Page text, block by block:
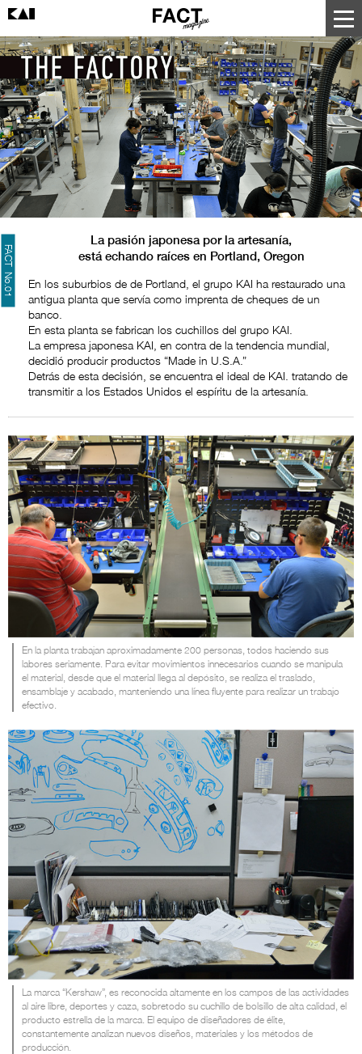
FACT No.01
La pasión japonesa por la artesanía,
está echando raíces en Portland, Oregon
En los suburbios de de Portland, el grupo KAI ha restaurado una
antigua planta que servía como imprenta de cheques de un
banco.
En esta planta se fabrican los cuchillos del grupo KAI.
La empresa japonesa KAI, en contra de la tendencia mundial,
decidió producir productos “Made in U.S.A.”
Detrás de esta decisión, se encuentra el ideal de KAI. tratando de
transmitir a los Estados Unidos el espíritu de la artesanía.
En la planta trabajan aproximadamente 200 personas, todos haciendo sus
labores seriamente. Para evitar movimientos innecesarios cuando se manipula
el material, desde que el material llega al depósito, se realiza el traslado,
ensamblaje y acabado, manteniendo una línea fluyente para realizar un trabajo
efectivo.
La marca “Kershaw”, es reconocida altamente en los campos de las actividades
al aire libre, deportes y caza, sobretodo su cuchillo de bolsillo de alta calidad, el
producto estrella de la marca. El equipo de diseñadores de élite,
constantemente analizan nuevos diseños, materiales y los métodos de
producción.